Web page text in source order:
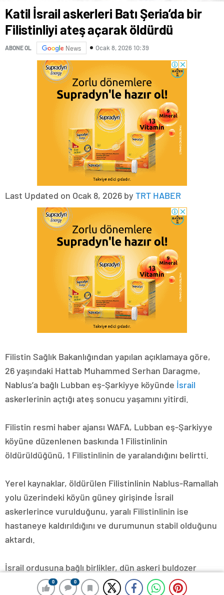
0 0
Katil İsrail askerleri Batı Şeria’da bir
Filistinliyi ateş açarak öldürdü
ABONE OL News Ocak 8, 2026 10:39
0 0
Last Updated on Ocak 8, 2026 by TRT HABER
Filistin Sağlık Bakanlığından yapılan açıklamaya göre,
26 yaşındaki Hattab Muhammed Serhan Daragme,
Nablus’a bağlı Lubban eş-Şarkiyye köyünde İsrail
askerlerinin açtığı ateş sonucu yaşamını yitirdi.
Filistin resmi haber ajansı WAFA, Lubban eş-Şarkiyye
köyüne düzenlenen baskında 1 Filistinlinin
öldürüldüğünü, 1 Filistinlinin de yaralandığını belirtti.
Yerel kaynaklar, öldürülen Filistinlinin Nablus-Ramallah
yolu üzerindeki köyün güney girişinde İsrail
askerlerince vurulduğunu, yaralı Filistinlinin ise
hastaneye kaldırıldığını ve durumunun stabil olduğunu
aktardı.
İsrail ordusuna bağlı birlikler, dün askeri buldozer
eşliğinde Lubban eş-Şarkiyye köyüne baskın